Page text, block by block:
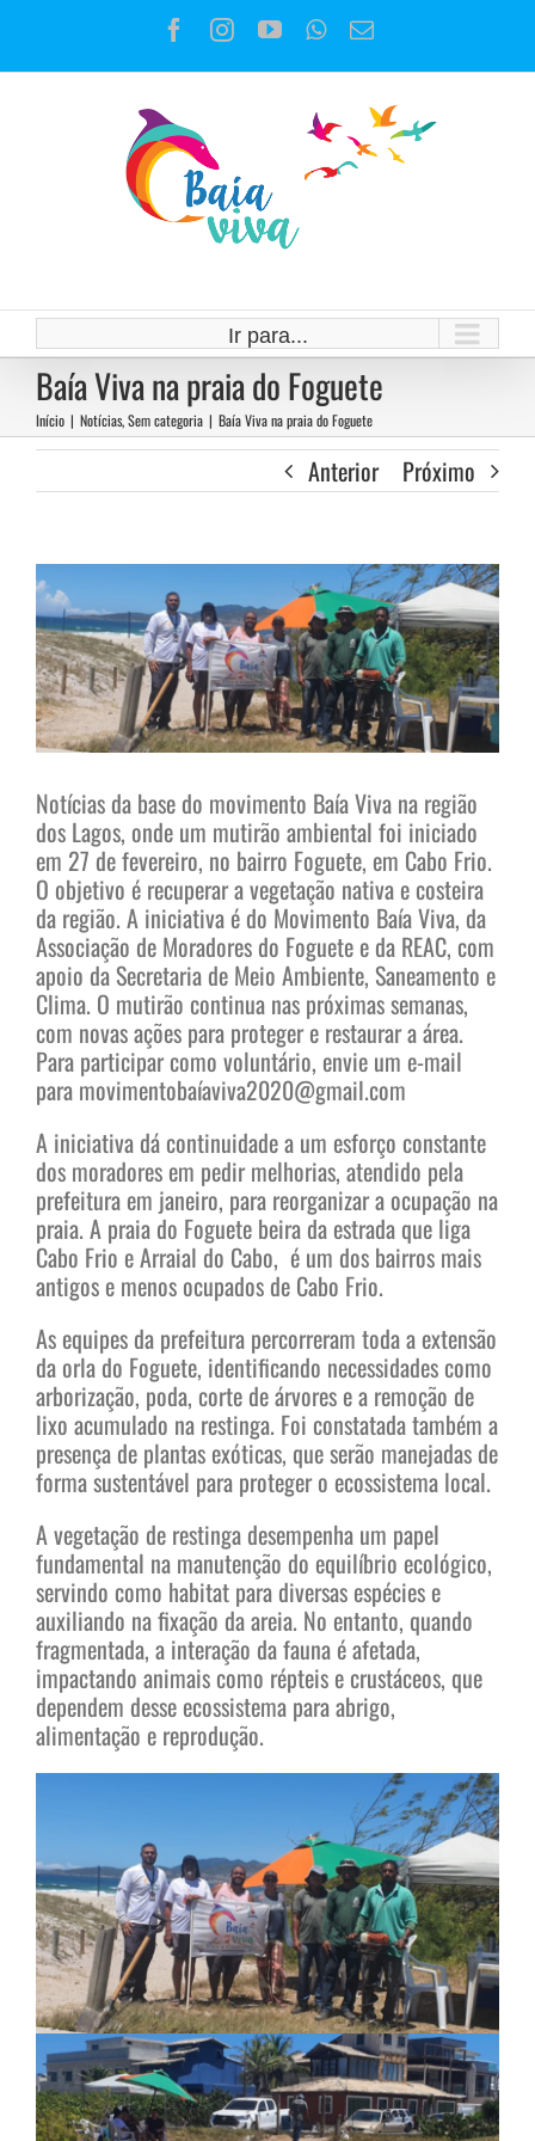
o
Facebook
Instagram
YouTubeWhatsApp
E-
Ir para...
Baía Viva na praia do Foguete
Início | Notícias,Sem categoria | Baía Viva na praia do Foguete
Anterior Próximo
View
Larger
Image
Notícias da base do movimento Baía Viva na região
dos Lagos, onde um mutirão ambiental foi iniciado
em 27 de fevereiro, no bairro Foguete, em Cabo Frio.
O objetivo é recuperar a vegetação nativa e costeira
da região. A iniciativa é do Movimento Baía Viva, da
Associação de Moradores do Foguete e da REAC, com
apoio da Secretaria de Meio Ambiente, Saneamento e
Clima. O mutirão continua nas próximas semanas,
com novas ações para proteger e restaurar a área.
Para participar como voluntário, envie um e-mail
para movimentobaíaviva2020@gmail.com
A iniciativa dá continuidade a um esforço constante
dos moradores em pedir melhorias, atendido pela
prefeitura em janeiro, para reorganizar a ocupação na
praia. A praia do Foguete beira da estrada que liga
Cabo Frio e Arraial do Cabo, é um dos bairros mais
antigos e menos ocupados de Cabo Frio.
As equipes da prefeitura percorreram toda a extensão
da orla do Foguete, identificando necessidades como
arborização, poda, corte de árvores e a remoção de
lixo acumulado na restinga. Foi constatada também a
presença de plantas exóticas, que serão manejadas de
forma sustentável para proteger o ecossistema local.
A vegetação de restinga desempenha um papel
fundamental na manutenção do equilíbrio ecológico,
servindo como habitat para diversas espécies e
auxiliando na fixação da areia. No entanto, quando
fragmentada, a interação da fauna é afetada,
impactando animais como répteis e crustáceos, que
dependem desse ecossistema para abrigo,
alimentação e reprodução.